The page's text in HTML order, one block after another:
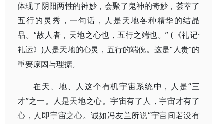
体现了阴阳两性的神妙，会聚了鬼神的奇妙，荟萃了
五行的灵秀，一句话，人是天地各种精华的结晶
品。“故人者，天地之心也，五行之端也。” (《礼记·
礼运》)人是天地的心灵，五行的端倪。这是“人贵”的
重要原因与理据。
在天、地、人这个有机宇宙系统中，人是“三
才”之一。人是天地之心。宇宙有了人，宇宙才有了
心，人即宇宙之心。诚如冯友兰所说“宇宙间若没有